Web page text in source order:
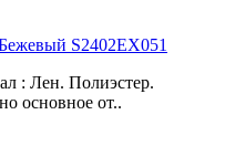
S2402EX051
: Лен. Полиэстер.
основное от..